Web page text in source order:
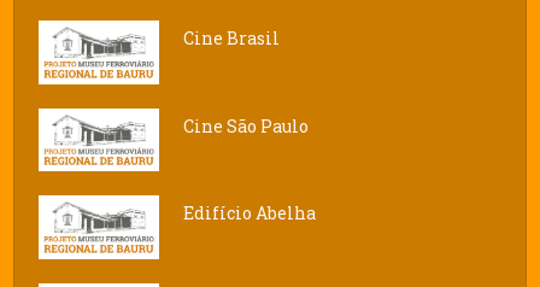
Cine Brasil
Cine São Paulo
Edifício Abelha